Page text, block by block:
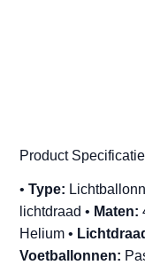
Product
•Type:
lichtdraad • Maten:
Helium •
Voetballonnen: